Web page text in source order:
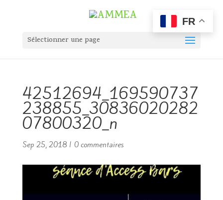
Sélectionner une page
42512694_169590737
238855_30836020282
07800320_n
Sep 25, 2018| 0 commentaires
FR